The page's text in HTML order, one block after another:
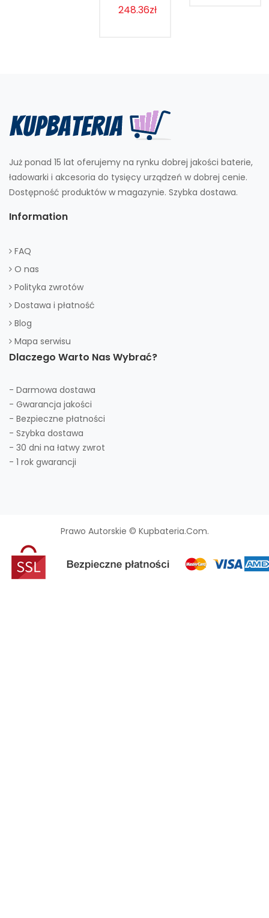
248.36zł
Już ponad 15 lat oferujemy na rynku dobrej jakości baterie,
ładowarki i akcesoria do tysięcy urządzeń w dobrej cenie.
Dostępność produktów w magazynie. Szybka dostawa.
Information
FAQ
O nas
Polityka zwrotów
Dostawa i płatność
Blog
Mapa serwisu
Dlaczego Warto Nas Wybrać?
- Darmowa dostawa
- Gwarancja jakości
- Bezpieczne płatności
- Szybka dostawa
- 30 dni na łatwy zwrot
- 1 rok gwarancji
Prawo Autorskie © Kupbateria.com.